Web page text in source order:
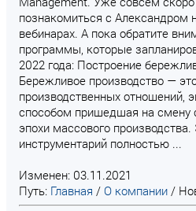
познакомиться с Александром
вебинарах. А пока обратите
программы, которые
2022 года: Построение
Бережливое производство —
производственных отношений,
способом пришедшая на смену
эпохи массового
инструментарий полностью ...
Изменен: 03.11.2021
Путь: Главная / О компании /